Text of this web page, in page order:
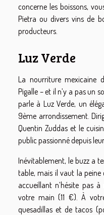
concerne les boissons,
Pietra ou divers vins de
producteurs.
Luz Verde
La nourriture mexicaine
Pigalle – et il n’y a pas un
parle à Luz Verde, un
9ème arrondissement.
Quentin Zuddas et le
public passionné depuis
Inévitablement, le buzz a
table, mais il vaut la peine
accueillant n’hésite pas
votre main (11 €). À
quesadillas et de tacos